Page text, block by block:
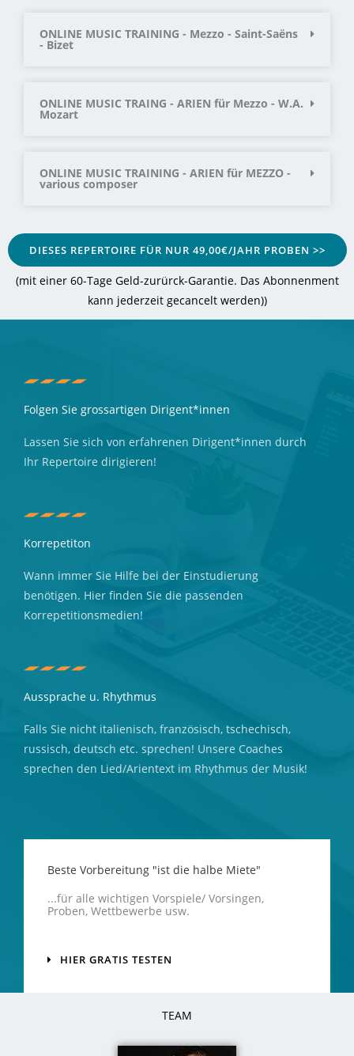
ONLINE MUSIC TRAINING - Mezzo - Saint-Saëns
- Bizet
ONLINE MUSIC TRAING - ARIEN für Mezzo - W.A.
Mozart
ONLINE MUSIC TRAINING - ARIEN für MEZZO -
various composer
DIESES REPERTOIRE FÜR NUR 49,00€/JAHR PROBEN >>
(mit einer 60-Tage Geld-zurürck-Garantie. Das Abonnenment
kann jederzeit gecancelt werden))
Folgen Sie grossartigen Dirigent*innen
Lassen Sie sich von erfahrenen Dirigent*innen durch
Ihr Repertoire dirigieren!
Korrepetiton
Wann immer Sie Hilfe bei der Einstudierung
benötigen. Hier finden Sie die passenden
Korrepetitionsmedien!
Aussprache u. Rhythmus
Falls Sie nicht italienisch, französisch, tschechisch,
russisch, deutsch etc. sprechen! Unsere Coaches
sprechen den Lied/Arientext im Rhythmus der Musik!
Beste Vorbereitung "ist die halbe Miete"
...für alle wichtigen Vorspiele/ Vorsingen,
Proben, Wettbewerbe usw.
HIER GRATIS TESTEN
TEAM